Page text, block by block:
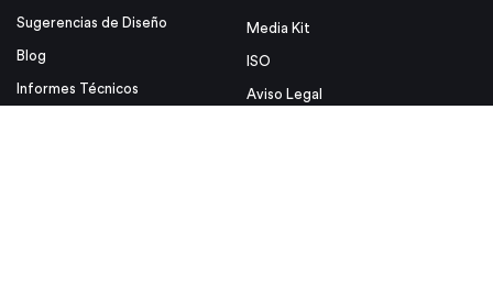
Sugerencias de Diseño
Blog
Informes Técnicos
Media Kit
ISO
Aviso Legal